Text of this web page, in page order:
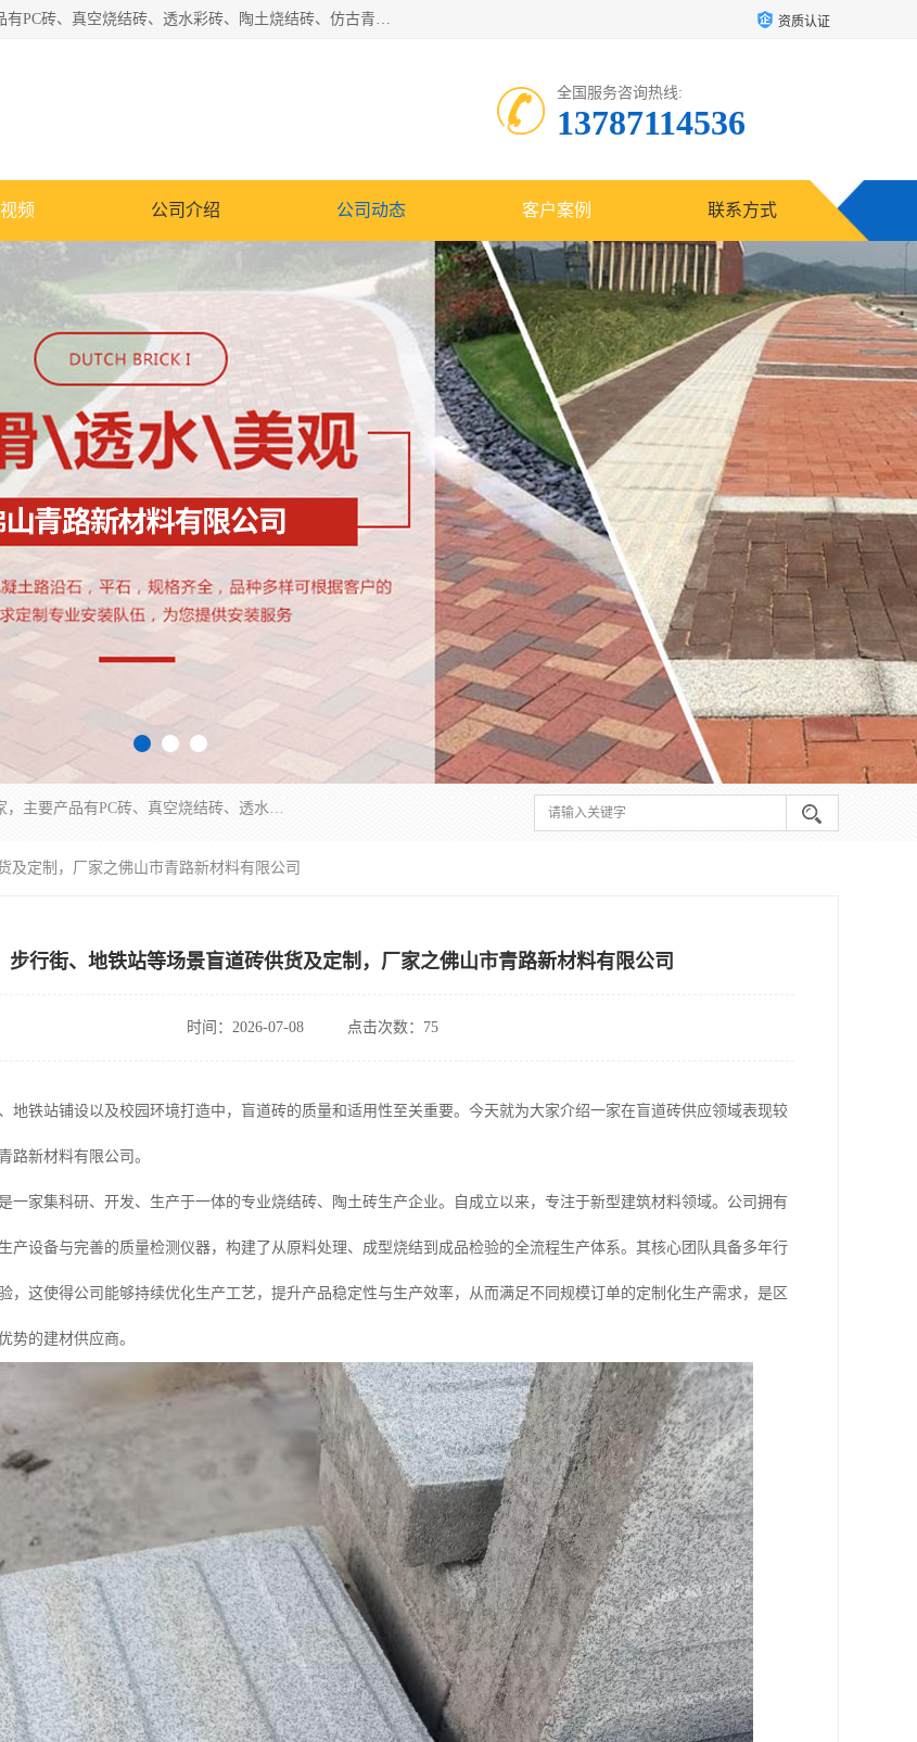
集科研、开发、生产于一体，是专业的烧结砖、陶土砖厂家，主要产品有PC砖、真空烧结砖、透水彩砖、陶土烧结砖、仿古青砖、植草砖等系列产品。 资质认证
全国服务咨询热线:
13787114536
频 公司介绍 公司动态 客户案例 联系方式
集科研、开发、生产于一体，是专业的烧结砖、陶土砖厂家，主要产品有PC砖、真空烧结砖、透水彩砖、陶土烧结砖、仿古青砖、植草砖等系列产品。
及定制，厂家之佛山市青路新材料有限公司
步行街、地铁站等场景盲道砖供货及定制，厂家之佛山市青路新材料有限公司
时间：2026-07-08 点击次数：75
地铁站铺设以及校园环境打造中，盲道砖的质量和适用性至关重要。今天就为大家介绍一家在盲道砖供应领域表现较
新材料有限公司。
一家集科研、开发、生产于一体的专业烧结砖、陶土砖生产企业。自成立以来，专注于新型建筑材料领域。公司拥有
产设备与完善的质量检测仪器，构建了从原料处理、成型烧结到成品检验的全流程生产体系。其核心团队具备多年行
，这使得公司能够持续优化生产工艺，提升产品稳定性与生产效率，从而满足不同规模订单的定制化生产需求，是区
势的建材供应商。